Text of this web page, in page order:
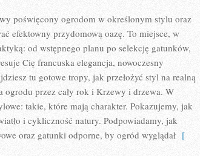
poświęcony ogrodom w określonym stylu oraz
efektowny przydomową oazę. To miejsce, w
od wstępnego planu po selekcję gatunków,
Cię francuska elegancja, nowoczesny
tu gotowe tropy, jak przełożyć styl na realną
ogrodu przez cały rok i Krzewy i drzewa. W
takie, które mają charakter. Pokazujemy, jak
i cykliczność natury. Podpowiadamy, jak
oraz gatunki odporne, by ogród wyglądał [